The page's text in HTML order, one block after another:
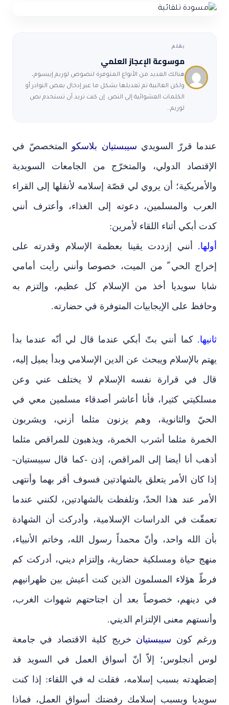
الاعجاز التشريعي في القرآن
مقالات اسلامية
حول الاعجاز
حول القراّن
بقلم
موسوعة الإعجاز العلمي
هنالك العديد من الأنواع المتوفرة لنصوص لوريم إيبسوم،
ولكن الغالبية تم تعديلها بشكل ما عبر إدخال بعض النوادر أو
الكلمات العشوائية إلى النص. إن كنت تريد أن تستخدم نص
لوريم…
عندما قررّ السويدي سيبستيان بلاسكو المتخصصّ في
الإقتصاد الدولي، والمتخرّج من الجامعات السويدية
والأمريكية؛ أن يروي لي قصّة إسلامه لأنقلها إلى القراء
العرب والمسلمين، دعوته إلى الغذاء، وأعترف أنني
كدت أبكي أثناء اللقاء لأمرين:
أولها. أنني إزددت يقينا بعظمة الإسلام وقدرته على
إخراج الحي ّ من الميت، خصوصا وأنني رأيت أمامي
شابا سويديا أخذ من الإسلام كل عظيم، وإلتزم به
وحافظ على الإيجابيات المتوفرة في حضارته.
ثانيها. كما أنني بتّ أبكي عندما قال لي أنّه عندما بدأ
يهتم بالإسلام ويبحث عن الدين الإسلامي وبدأ يميل إليه،
قال في قرارة نفسه الإسلام لا يختلف عني وعن
مسلكيتي كثيرا، فأنا أعاشر أصدقاء مسلمين معي في
الحيّ والثانوية، وهم يزنون مثلما أزني، ويشربون
الخمرة مثلما أشرب الخمرة، ويذهبون للمراقص مثلما
أذهب أنا أيضا إلى المراقص، إذن -كما قال سيبستيان-
إذا كان الأمر يتعلق بالشهادتين فسوف أقر بهما وأنتهى
الأمر عند هذا الحدّ، وتلفظت بالشهادتين، لكنني عندما
تعمقّت في الدراسات الإسلامية، وأدركت أن الشهادة
بأن الله واحد، وأنّ محمداً رسول الله، وخاتم الأنبياء،
منهج حياة ومسلكية حضارية، وإلتزام ديني، أدركت كم
فرطّ هؤلاء المسلمون الذين كنت أعيش بين ظهرانيهم
في دينهم، خصوصاً بعد أن اجتاحتهم شهوات الغرب،
وأنستهم معنى الإلتزام الديني.
ورغم كون سيبستيان خريج كلية الاقتصاد في جامعة
لوس أنجلوس؛ إلاّ أنّ أسواق العمل في السويد قد
إضطهدته بسبب إسلامه، فقلت له في اللقاء: إذا كنت
سويديا وبسبب إسلامك رفضتك أسواق العمل، فماذا